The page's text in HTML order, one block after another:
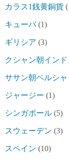
カラス1銭黄銅貨
キューバ(1)
ギリシア (3)
クシャン朝インド
ササン朝ペルシャ
ジャージー (1)
シンガポール (5)
スウェーデン (3)
スペイン (10)